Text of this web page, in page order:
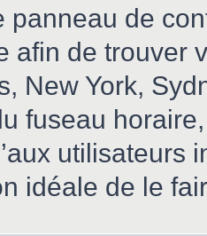
panneau de
afin de trouver
New York,
fuseau
utilisateurs
idéale de le